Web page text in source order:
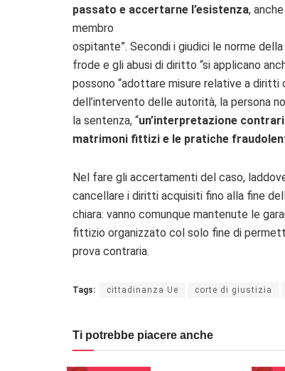
passato e accertarne l’esistenza,
membro
ospitante”. Secondi i giudici le norme della
frode e gli abusi di diritto “si applicano
possono “adottare misure relative a
dell’intervento delle autorità, la persona
la sentenza, “un’interpretazione
matrimoni fittizi e le pratiche
Nel fare gli accertamenti del caso,
cancellare i diritti acquisiti fino alla fine
chiara: vanno comunque mantenute le
fittizio organizzato col solo fine di
prova contraria.
Tags: cittadinanza Ue corte di giustizia
Ti potrebbe piacere anche